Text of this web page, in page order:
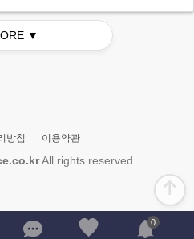
▼
방침 이용약관
All rights reserved.
0